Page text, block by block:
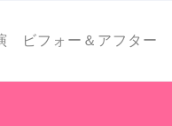
ビフォー＆アフター